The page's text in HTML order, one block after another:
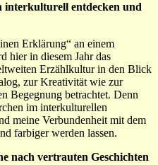
entdecken und
Erklärung“ an einem
hier in diesem Jahr das
Erzählkultur in den Blick
zur Kreativität wie zur
Begegnung betrachtet. Denn
im interkulturellen
meine Verbundenheit mit dem
farbiger werden lassen.
nach vertrauten Geschichten